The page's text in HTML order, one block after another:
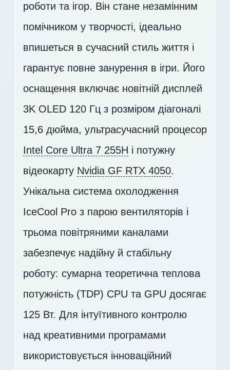
роботи та ігор. Він стане незамінним
помічником у творчості, ідеально
впишеться в сучасний стиль життя і
гарантує повне занурення в ігри. Його
оснащення включає новітній дисплей
3K OLED 120 Гц з розміром діагоналі
15,6 дюйма, ультрасучасний процесор
Intel Core Ultra 7 255H і потужну
відеокарту Nvidia GF RTX 4050.
Унікальна система охолодження
IceCool Pro з парою вентиляторів і
трьома повітряними каналами
забезпечує надійну й стабільну
роботу: сумарна теоретична теплова
потужність (TDP) CPU та GPU досягає
125 Вт. Для інтуїтивного контролю
над креативними програмами
використовується інноваційний